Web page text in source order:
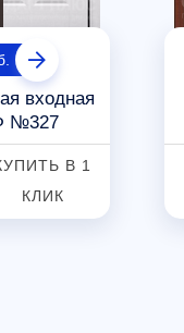
входная
№327
В 1
КЛИК